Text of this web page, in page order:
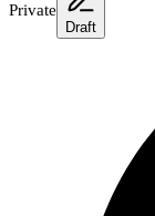
Private
Draft